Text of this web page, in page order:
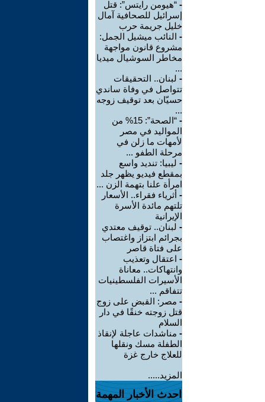
- “هيومن رايتس”: قتل
إسرائيل للصحافية آمال
خليل جريمة حرب
- النائب ميشيل الجمل:
مشروع قانون مواجهة
مخاطر السوشيال ميديا
...
- لبنان.. التحقيقات
تتواصل في وفاة ساندي
حسيّان بعد توقيف زوجه
...
-
“الصحة”: 15% من
المواليد في مصر
لأمهات ما زلن في
مرحلة الطفو ...
- ليبيا: تنديد واسع
بمقطع فيديو يظهر جلد
امرأة علنا بتهمة الزن ...
- أثرياء فقراء.. الأسعار
تلتهم مائدة الأسرة
الإيرانية
- لبنان.. توقيف معتدي
بجرائم ابتزاز واغتصاب
على فتاة قاصر
- اعتقال وتعذيب
وانتهاكات.. معاناة
الأسيرات الفلسطينيات
تتفاقم ...
- مصر: القبض على زوج
قتل زوجته خنقًا في دار
السلام
- مناشدات عاجلة لإنقاذ
الطفلة مسك ونقلها
للعلاج خارج غزة
المزيد.....
احدث الأخبار المهمة